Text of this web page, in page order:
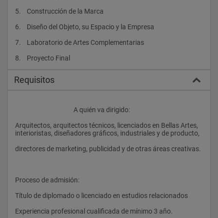
• Arte
Titulación :
Título Propio de Master en Inteligencia Creativa, Diseño y
Comunicación, expedido por la Universidad Politécnica de
Aunque no determinante para la realización del curso, sí es
accedan al curso mediante la presenteción de un curriculo de
experiencia, se les expedirá certificado de asistencia.
5.    Construcción de la Marca
6.    Diseño del Objeto, su Espacio y la Empresa
7.    Laboratorio de Artes Complementarias
Requisitos
					A quién va dirigido:
Arquitectos, arquitectos técnicos, licenciados en Bellas Artes,
interioristas, diseñadores gráficos, industriales y de producto,
directores de marketing, publicidad y de otras áreas creativas.
Proceso de admisión:
Título de diplomado o licenciado en estudios relacionados
Experiencia profesional cualificada de mínimo 3 año.